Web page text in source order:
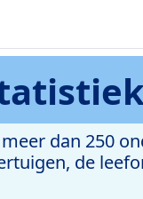
dan 250
de